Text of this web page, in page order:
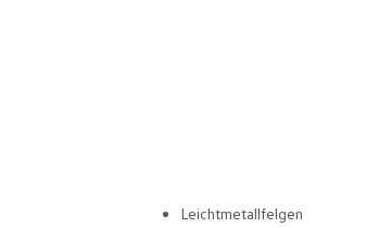
Leichtmetallfelgen